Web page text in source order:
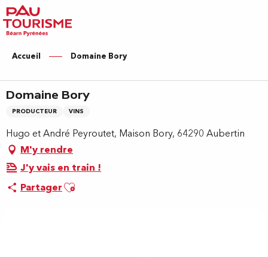
Aller
au
contenu
principal
Accueil Domaine Bory
Domaine Bory
PRODUCTEUR VINS
Hugo et André Peyroutet, Maison Bory, 64290 Aubertin
M'y rendre
J'y vais en train !
PartagerAjouter aux favoris